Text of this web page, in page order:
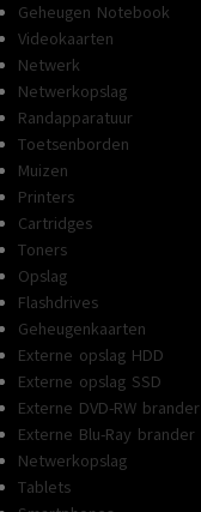
Geheugen Notebook
Videokaarten
Netwerk
Netwerkopslag
Randapparatuur
Toetsenborden
Muizen
Printers
Cartridges
Toners
Opslag
Flashdrives
Geheugenkaarten
Externe opslag HDD
Externe opslag SSD
Externe DVD-RW brander
Externe Blu-Ray brander
Netwerkopslag
Tablets